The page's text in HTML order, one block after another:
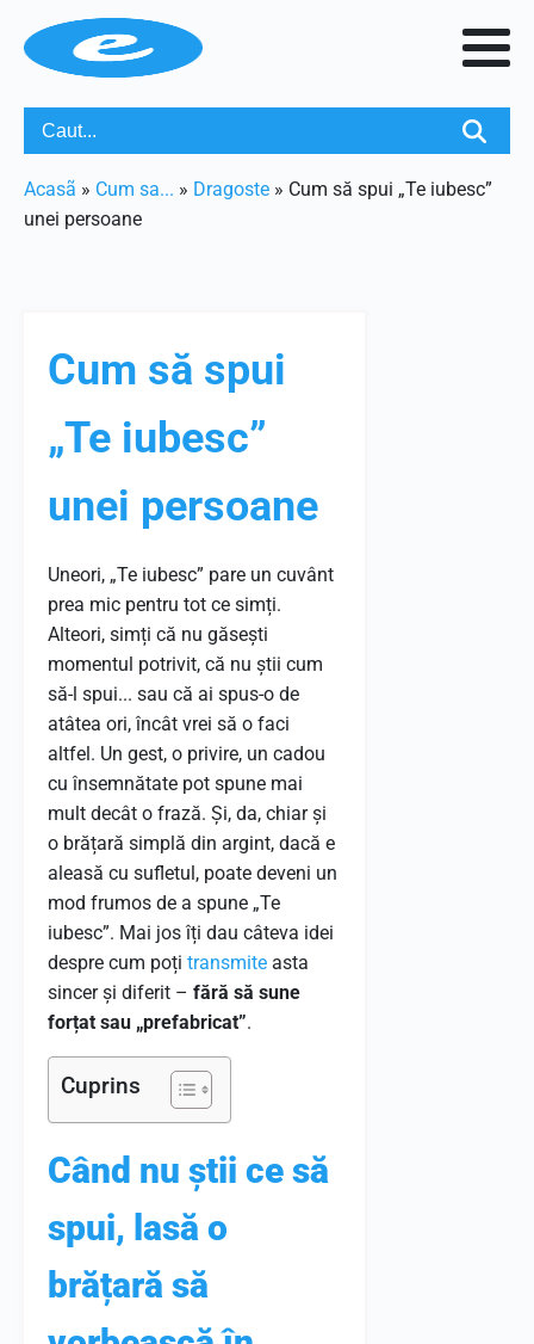
Acasã » Cum sa... » Dragoste » Cum să spui „Te iubesc”
unei persoane
Cum să spui
„Te iubesc”
unei persoane
Uneori, „Te iubesc” pare un cuvânt
prea mic pentru tot ce simți.
Alteori, simți că nu găsești
momentul potrivit, că nu știi cum
să-l spui... sau că ai spus-o de
atâtea ori, încât vrei să o faci
altfel. Un gest, o privire, un cadou
cu însemnătate pot spune mai
mult decât o frază. Și, da, chiar și
o brățară simplă din argint, dacă e
aleasă cu sufletul, poate deveni un
mod frumos de a spune „Te
iubesc”. Mai jos îți dau câteva idei
despre cum poți transmite asta
sincer și diferit – fără să sune
forțat sau „prefabricat”.
Cuprins
Când nu știi ce să
spui, lasă o
brățară să